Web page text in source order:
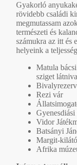
Gyakorló
rövidebb családi
megmutassam
természeti és
számukra az itt és
helyeink a
Matula
sziget
Rezi vár
Vidor
Batsányi
Margit-
Afrika